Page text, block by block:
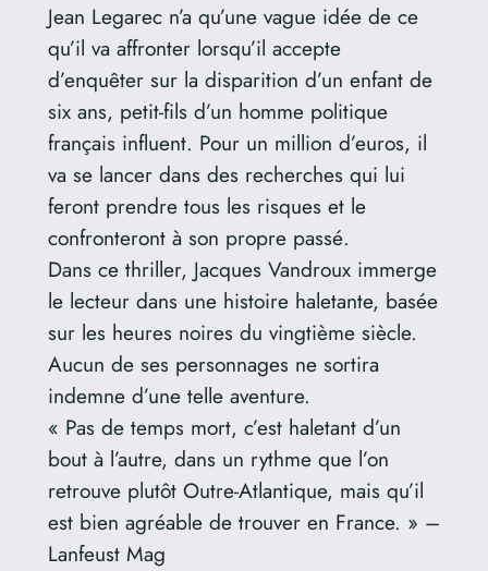
Jean Legarec n’a qu’une vague idée de ce
qu’il va affronter lorsqu’il accepte
d’enquêter sur la disparition d’un enfant de
six ans, petit-fils d’un homme politique
français influent. Pour un million d’euros, il
va se lancer dans des recherches qui lui
feront prendre tous les risques et le
confronteront à son propre passé.
Dans ce thriller, Jacques Vandroux immerge
le lecteur dans une histoire haletante, basée
sur les heures noires du vingtième siècle.
Aucun de ses personnages ne sortira
indemne d’une telle aventure.
« Pas de temps mort, c’est haletant d’un
bout à l’autre, dans un rythme que l’on
retrouve plutôt Outre-Atlantique, mais qu’il
est bien agréable de trouver en France. » –
Lanfeust Mag